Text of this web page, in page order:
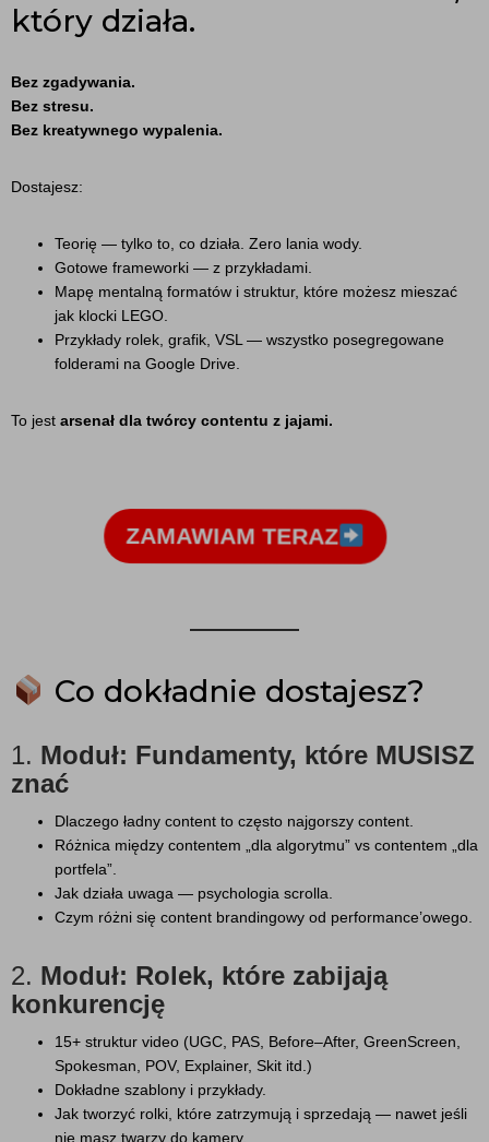
który działa.
Bez zgadywania.
Bez stresu.
Bez kreatywnego wypalenia.
Dostajesz:
Teorię — tylko to, co działa. Zero lania wody.
Gotowe frameworki — z przykładami.
Mapę mentalną formatów i struktur, które możesz mieszać
jak klocki LEGO.
Przykłady rolek, grafik, VSL — wszystko posegregowane
folderami na Google Drive.
To jest arsenał dla twórcy contentu z jajami.
ZAMAWIAM TERAZ
Co dokładnie dostajesz?
1. Moduł: Fundamenty, które MUSISZ
znać
Dlaczego ładny content to często najgorszy content.
Różnica między contentem „dla algorytmu” vs contentem „dla
portfela”.
Jak działa uwaga — psychologia scrolla.
Czym różni się content brandingowy od performance’owego.
2. Moduł: Rolek, które zabijają
konkurencję
15+ struktur video (UGC, PAS, Before–After, GreenScreen,
Spokesman, POV, Explainer, Skit itd.)
Dokładne szablony i przykłady.
Jak tworzyć rolki, które zatrzymują i sprzedają — nawet jeśli
nie masz twarzy do kamery.